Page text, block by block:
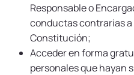
Responsable o
conductas contrarias a
Constitución;
Acceder en forma
personales que hayan